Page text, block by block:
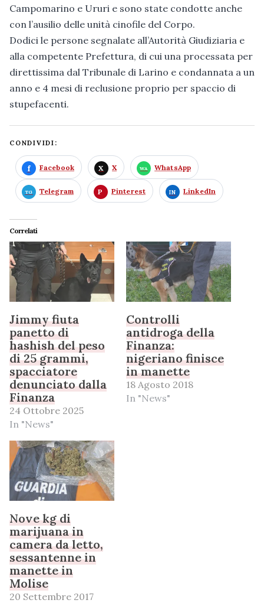
Campomarino e Ururi e sono state condotte anche
con l’ausilio delle unità cinofile del Corpo.
Dodici le persone segnalate all’Autorità Giudiziaria e
alla competente Prefettura, di cui una processata per
direttissima dal Tribunale di Larino e condannata a un
anno e 4 mesi di reclusione proprio per spaccio di
stupefacenti.
CONDIVIDI:
Facebook X WhatsApp
Telegram Pinterest LinkedIn
Correlati
Jimmy fiuta
panetto di
hashish del peso
di 25 grammi,
spacciatore
denunciato dalla
Finanza
24 Ottobre 2025
In "News"
Controlli
antidroga della
Finanza:
nigeriano finisce
in manette
18 Agosto 2018
In "News"
Nove kg di
marijuana in
camera da letto,
sessantenne in
manette in
Molise
20 Settembre 2017